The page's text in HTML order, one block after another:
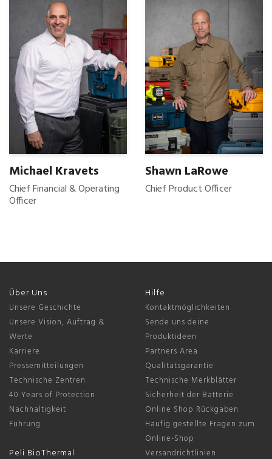
Michael Kravets
Chief Financial & Operating
Officer
Shawn LaRowe
Chief Product Officer
Über Uns
Unsere Geschichte
Unsere Vision, Auftrag &
Werte
Karriere
Pressemitteilungen
Technische Zentren
40 Years of Protection
Nachhaltigkeit
Führung
Peli BioThermal
Hilfe
Kontaktmöglichkeiten
Sende uns deine
Produktideen
Partners Area
Qualitätsgarantie
Technische Merkblätter
Sicherheit der Batterie
Online Shop Rückgaben
Häufig gestellte Fragen zum
Online-Shop
Versandrichtlinien